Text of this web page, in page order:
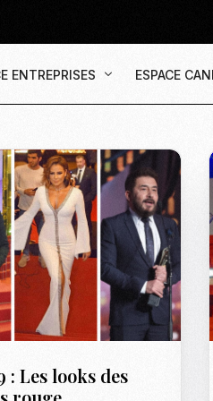
ENTREPRISES
Devis
& Prestations
des Créateurs UGC
ESPACE
Inscription
UGC
Casting
Cover Girl
Casting IG
Casting
: Les looks des